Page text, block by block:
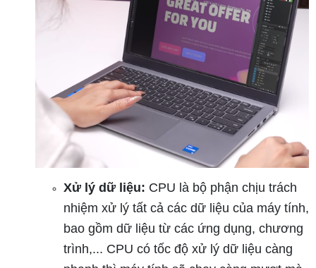
Xử lý dữ liệu: CPU là bộ phận chịu trách
nhiệm xử lý tất cả các dữ liệu của máy tính,
bao gồm dữ liệu từ các ứng dụng, chương
trình,... CPU có tốc độ xử lý dữ liệu càng